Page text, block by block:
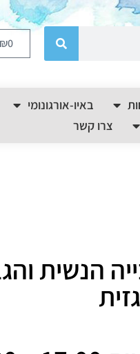
₪0
באיו-אורגונומי
צרו קשר
הנשית